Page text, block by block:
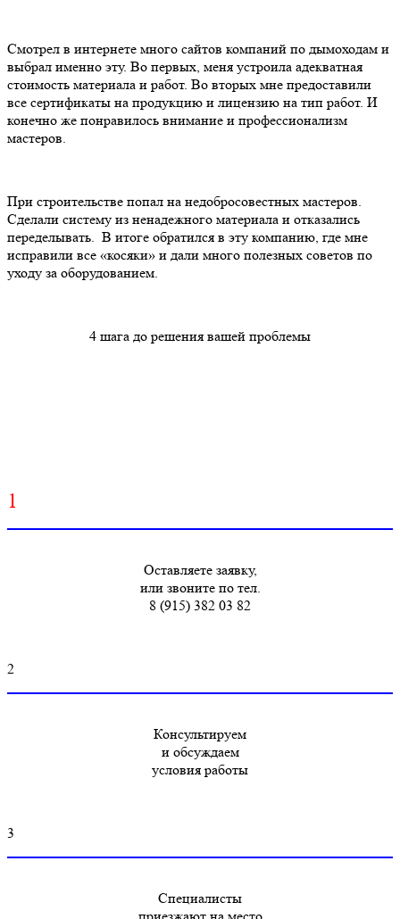
Смотрел в интернете много сайтов компаний по дымоходам и
выбрал именно эту. Во первых, меня устроила адекватная
стоимость материала и работ. Во вторых мне предоставили
все сертификаты на продукцию и лицензию на тип работ. И
конечно же понравилось внимание и профессионализм
мастеров.
При строительстве попал на недобросовестных мастеров.
Сделали систему из ненадежного материала и отказались
переделывать. В итоге обратился в эту компанию, где мне
исправили все «косяки» и дали много полезных советов по
уходу за оборудованием.
4 шага до решения вашей проблемы
1
Оставляете заявку,
или звоните по тел.
8 (915) 382 03 82
2
Консультируем
и обсуждаем
условия работы
3
Специалисты